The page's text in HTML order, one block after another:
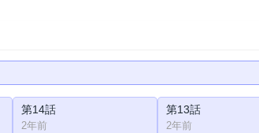
第14話
2年前
第13話
2年前